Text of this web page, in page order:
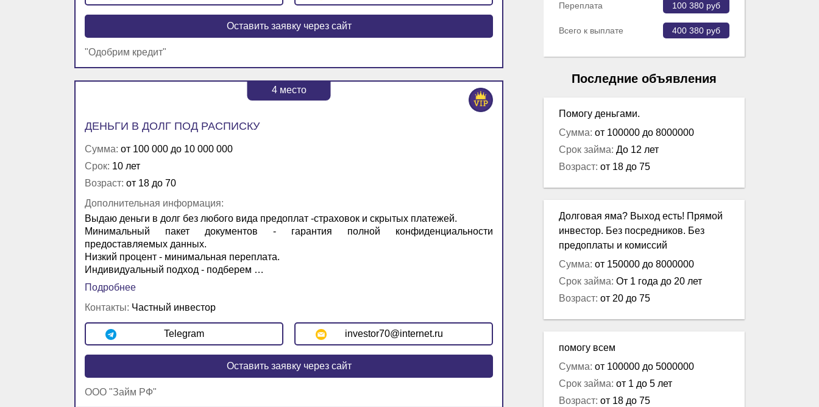
Оставить заявку через сайт
"Одобрим кредит"
4место
ДЕНЬГИ В ДОЛГ ПОД РАСПИСКУ
Сумма: от 100 000 до 10 000 000
Срок: 10 лет
Возраст: от 18 до 70
Дополнительная информация:
Выдаю деньги в долг без любого вида предоплат -страховок и скрытых платежей.
Минимальный пакет документов - гарантия полной конфиденциальности
предоставляемых данных.
Низкий процент - минимальная переплата.
Индивидуальный подход - подберем …
Подробнее
Контакты: Частный инвестор
Telegram investor70@internet.ru
Оставить заявку через сайт
ООО "Займ РФ"
Переплата 100 380 руб
Всего к выплате 400 380 руб
Последние объявления
Помогу деньгами.
Сумма: от 100000 до 8000000
Срок займа: До 12 лет
Возраст: от 18 до 75
Долговая яма? Выход есть! Прямой
инвестор. Без посредников. Без
предоплаты и комиссий
Сумма: от 150000 до 8000000
Срок займа: От 1 года до 20 лет
Возраст: от 20 до 75
помогу всем
Сумма: от 100000 до 5000000
Срок займа: от 1 до 5 лет
Возраст: от 18 до 75